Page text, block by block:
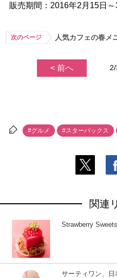
販売期間：2016年2月15日
次のページ 人気カフェの春メ
< 前へ
#グルメ #スターバックス
関連
Strawberry
サーティワン、